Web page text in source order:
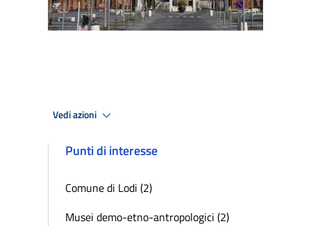
Vedi azioni
Punti di interesse
Comune di Lodi (2)
Musei demo-etno-antropologici (2)